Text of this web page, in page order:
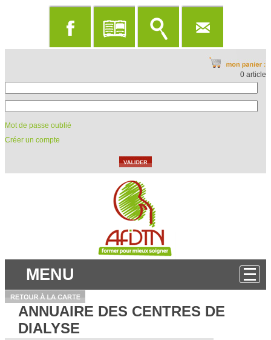
0 article
Mot de passe oublié
Créer un compte
MENU
ANNUAIRE DES CENTRES DE
DIALYSE